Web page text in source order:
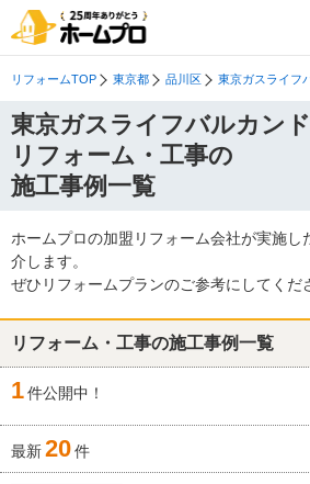
リフォームTOP 東京都 品川区 東京ガスライフ
東京ガスライフバルカン
リフォーム・工事の
施工事例一覧
ホームプロの加盟リフォーム会社が実施し
介します。
ぜひリフォームプランのご参考にしてくだ
リフォーム・工事の施工事例一覧
1件公開中！
最新20件